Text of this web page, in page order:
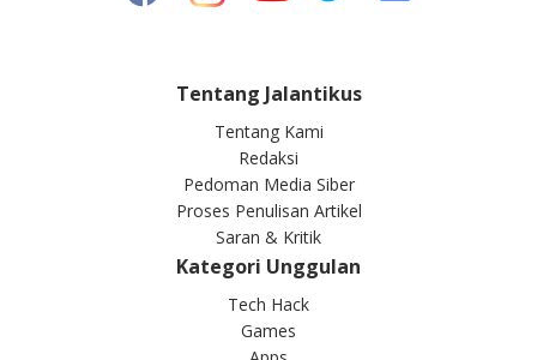
Tentang Jalantikus
Tentang Kami
Redaksi
Pedoman Media Siber
Proses Penulisan Artikel
Saran & Kritik
Kategori Unggulan
Tech Hack
Games